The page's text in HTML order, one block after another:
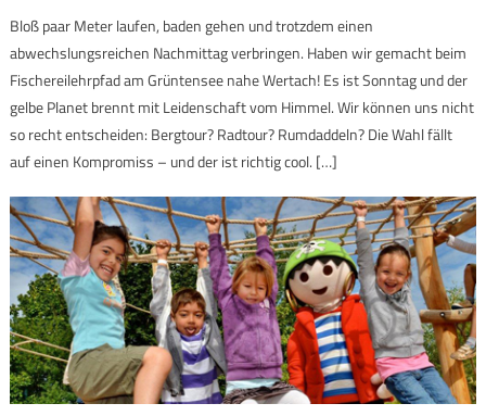
Bloß paar Meter laufen, baden gehen und trotzdem einen
abwechslungsreichen Nachmittag verbringen. Haben wir gemacht beim
Fischereilehrpfad am Grüntensee nahe Wertach! Es ist Sonntag und der
gelbe Planet brennt mit Leidenschaft vom Himmel. Wir können uns nicht
so recht entscheiden: Bergtour? Radtour? Rumdaddeln? Die Wahl fällt
auf einen Kompromiss – und der ist richtig cool. […]